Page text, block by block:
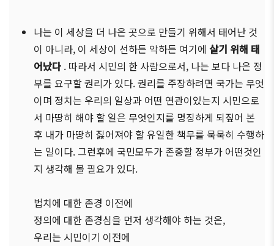
나는 이 세상을 더 나은 곳으로 만들기 위해서 태어난 것
이 아니라, 이 세상이 선하든 악하든 여기에 살기 위해 태
어났다 . 따라서 시민의 한 사람으로서, 나는 보다 나은 정
부를 요구할 권리가 있다. 권리를 주장하려면 국가는 무엇
이며 정치는 우리의 일상과 어떤 연관이있는지 시민으로
서 마땅히 해야 할 일은 무엇인지를 명징하게 되짚어 본
후 내가 마땅히 짏어져야 할 유일한 책무를 묵묵히 수행하
는 일이다. 그런후에 국민모두가 존중할 정부가 어떤것인
지 생각해 볼 필요가 있다.
법치에 대한 존경 이전에
정의에 대한 존경심을 먼저 생각해야 하는 것은,
우리는 시민이기 이전에